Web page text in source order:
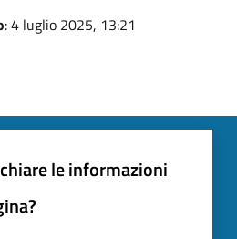
: 4 luglio 2025, 13:21
le informazioni